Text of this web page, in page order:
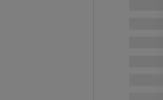
decir,
que
Una